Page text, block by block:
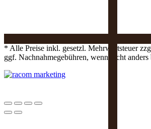
* Alle Preise inkl. gesetzl. Mehrwertsteuer
ggf. Nachnahmegebühren, wenn nicht anders